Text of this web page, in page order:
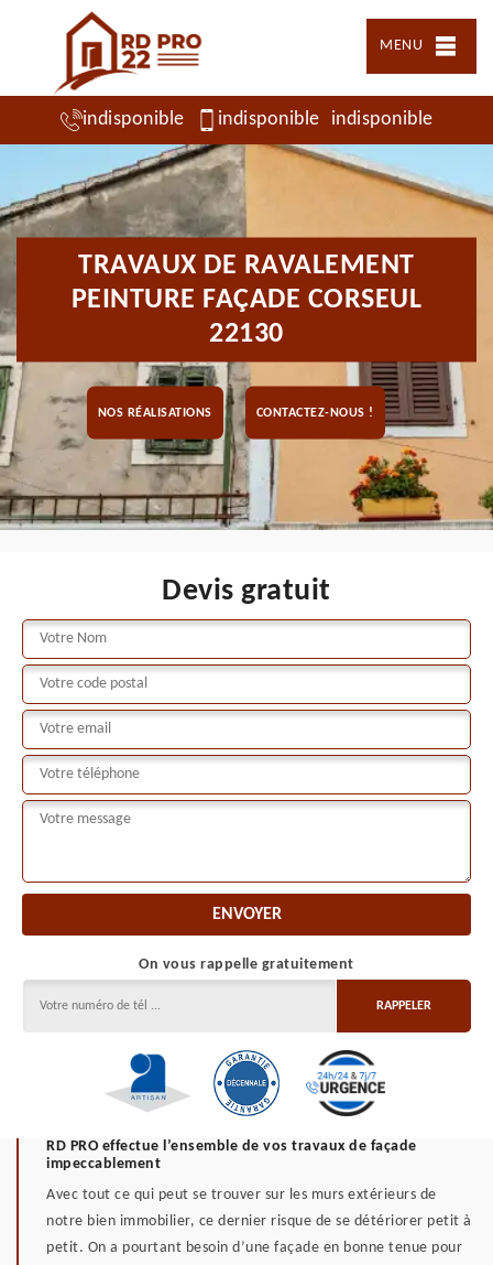
MENU
indisponible indisponible indisponible
TRAVAUX DE RAVALEMENT
PEINTURE FAÇADE CORSEUL
22130
NOS RÉALISATIONS CONTACTEZ-NOUS !
Devis gratuit
On vous rappelle gratuitement
RD PRO effectue l’ensemble de vos travaux de façade
impeccablement
Avec tout ce qui peut se trouver sur les murs extérieurs de
notre bien immobilier, ce dernier risque de se détériorer petit à
petit. On a pourtant besoin d’une façade en bonne tenue pour